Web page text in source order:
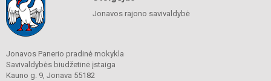
Jonavos rajono savivaldybė
Jonavos Panerio pradinė mokykla
Savivaldybės biudžetinė įstaiga
Kauno g. 9, Jonava 55182